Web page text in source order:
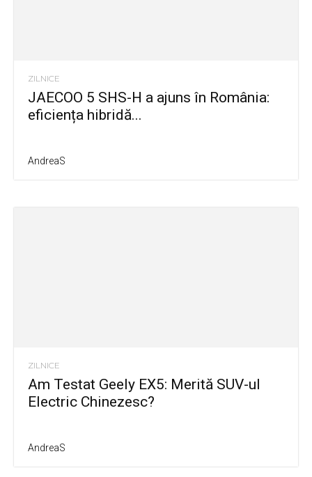
ZILNICE
JAECOO 5 SHS-H a ajuns în România:
eficiența hibridă...
AndreaS
ZILNICE
Am Testat Geely EX5: Merită SUV-ul
Electric Chinezesc?
AndreaS